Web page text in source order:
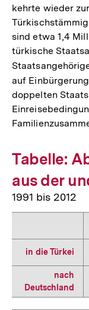
kehrte wieder
sind etwa 1,4
türkische
auf
doppelten
Tabelle:
aus der
1991 bis 2012
in die Türkei
nach
Deutschland